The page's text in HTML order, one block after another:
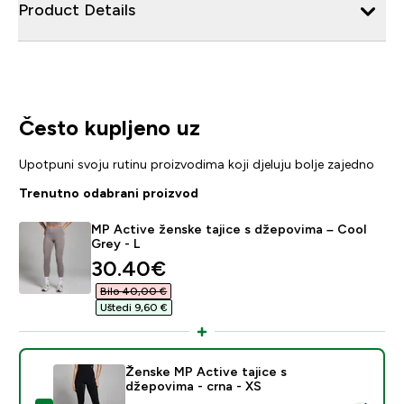
Product Details
Često kupljeno uz
Upotpuni svoju rutinu proizvodima koji djeluju bolje zajedno
Trenutno odabrani proizvod
MP Active ženske tajice s džepovima – Cool
Grey - L
discounted price
30.40€‎
Bilo 40,00 €‎
Uštedi 9,60 €‎
Ženske MP Active tajice s
džepovima - crna - XS